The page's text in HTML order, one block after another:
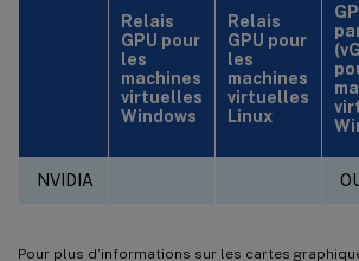
Relais
GPU pour
les
machines
virtuelles
Windows
Relais
GPU pour
les
machines
virtuelles
Linux
NVIDIA
Pour plus d’informations sur les cartes